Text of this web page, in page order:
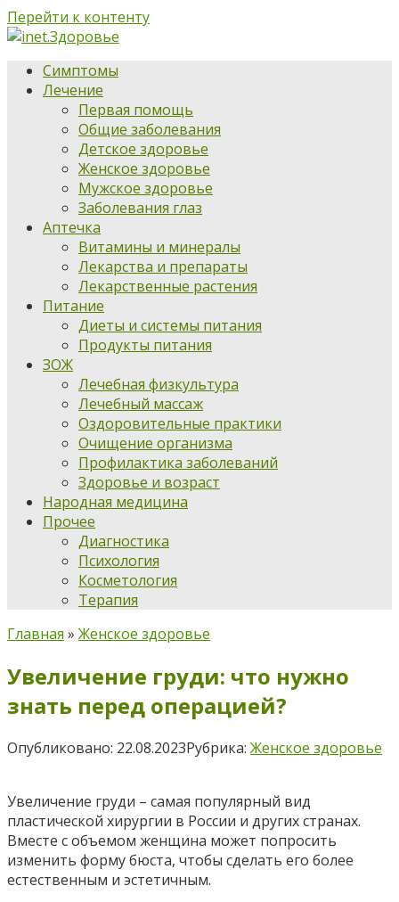
Перейти к контенту
Симптомы
Лечение
Первая помощь
Общие заболевания
Детское здоровье
Женское здоровье
Мужское здоровье
Заболевания глаз
Аптечка
Витамины и минералы
Лекарства и препараты
Лекарственные растения
Питание
Диеты и системы питания
Продукты питания
ЗОЖ
Лечебная физкультура
Лечебный массаж
Оздоровительные практики
Очищение организма
Профилактика заболеваний
Здоровье и возраст
Народная медицина
Прочее
Диагностика
Психология
Косметология
Терапия
Главная » Женское здоровье
Увеличение груди: что нужно
знать перед операцией?
Опубликовано: 22.08.2023Рубрика: Женское здоровье
Увеличение груди – самая популярный вид
пластической хирургии в России и других странах.
Вместе с объемом женщина может попросить
изменить форму бюста, чтобы сделать его более
естественным и эстетичным.